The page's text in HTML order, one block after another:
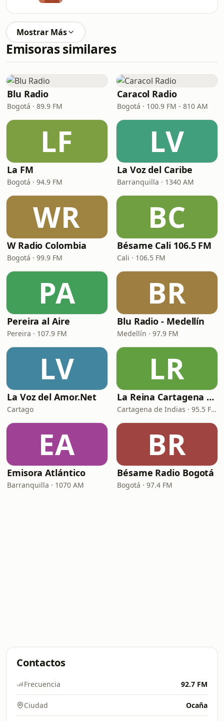
Mostrar Más
Emisoras similares
Blu Radio
Bogotá · 89.9 FM
Caracol Radio
Bogotá · 100.9 FM - 810 AM
LF
La FM
Bogotá · 94.9 FM
LV
La Voz del Caribe
Barranquilla · 1340 AM
WR
W Radio Colombia
Bogotá · 99.9 FM
BC
Bésame Cali 106.5 FM
Cali · 106.5 FM
PA
Pereira al Aire
Pereira · 107.9 FM
BR
Blu Radio - Medellín
Medellín · 97.9 FM
LV
La Voz del Amor.Net
Cartago
LR
La Reina Cartagena de Indias
Cartagena de Indias · 95.5 FM
EA
Emisora Atlántico
Barranquilla · 1070 AM
BR
Bésame Radio Bogotá
Bogotá · 97.4 FM
Contactos
Frecuencia 92.7 FM
Ciudad Ocaña